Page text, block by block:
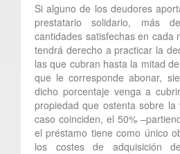
Si alguno de los deudores
prestatario solidario, más
cantidades satisfechas en cada
tendrá derecho a practicar la
las que cubran hasta la mitad
que le corresponde abonar,
dicho porcentaje venga a
propiedad que ostenta sobre
caso coinciden, el 50%
el préstamo tiene como único
los costes de adquisición